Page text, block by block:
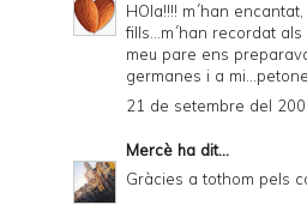
HOla!!!! m´han
fills...m´han recordat
meu pare ens
germanes i a
21 de setembre del
Mercè ha dit...
Gràcies a tothom pels